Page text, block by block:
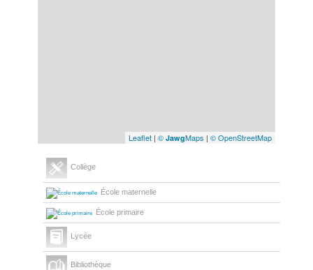
Leaflet | © JawgMaps | © OpenStreetMap
Collège
École maternelle
École primaire
Lycée
Bibliothèque